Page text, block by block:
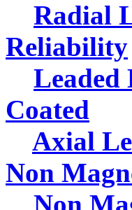
Radial
Reliability
Leaded
Coated
Axial
Non